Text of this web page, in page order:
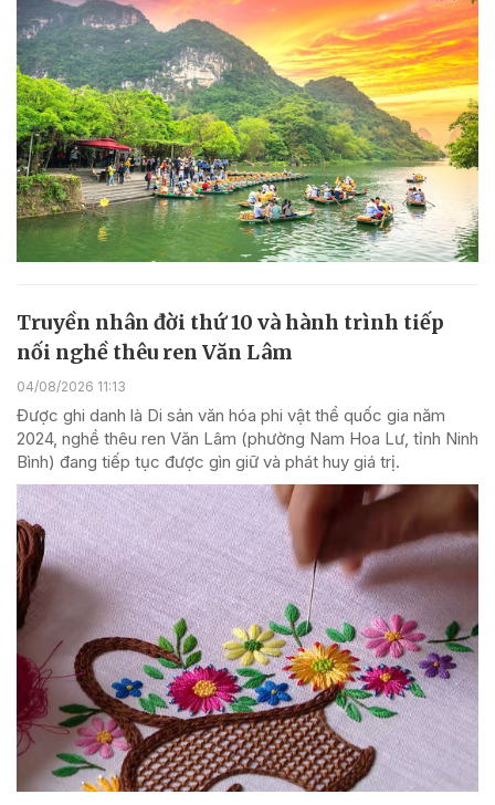
Truyền nhân đời thứ 10 và hành trình tiếp
nối nghề thêu ren Văn Lâm
04/08/2026 11:13
Được ghi danh là Di sản văn hóa phi vật thể quốc gia năm
2024, nghề thêu ren Văn Lâm (phường Nam Hoa Lư, tỉnh Ninh
Bình) đang tiếp tục được gìn giữ và phát huy giá trị.